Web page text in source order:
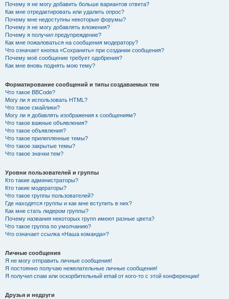
Почему я не могу добавить больше вариантов ответа?
Как мне отредактировать или удалить опрос?
Почему мне недоступны некоторые форумы?
Почему я не могу добавлять вложения?
Почему я получил предупреждение?
Как мне пожаловаться на сообщения модератору?
Что означает кнопка «Сохранить» при создании сообщения?
Почему моё сообщение требует одобрения?
Как мне вновь поднять мою тему?
Форматирование сообщений и типы создаваемых тем
Что такое BBCode?
Могу ли я использовать HTML?
Что такое смайлики?
Могу ли я добавлять изображения к сообщениям?
Что такое важные объявления?
Что такое объявления?
Что такое прилепленные темы?
Что такое закрытые темы?
Что такое значки тем?
Уровни пользователей и группы
Кто такие администраторы?
Кто такие модераторы?
Что такое группы пользователей?
Где находятся группы и как мне вступить в них?
Как мне стать лидером группы?
Почему названия некоторых групп имеют разные цвета?
Что такое группа по умолчанию?
Что означает ссылка «Наша команда»?
Личные сообщения
Я не могу отправить личные сообщения!
Я постоянно получаю нежелательные личные сообщения!
Я получил спам или оскорбительный email от кого-то с этой конференции!
Друзья и недруги